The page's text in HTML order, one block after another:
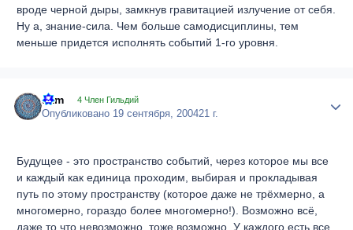
вроде черной дыры, замкнув гравитацией излучение от себя.
Ну а, знание-сила. Чем больше самодисциплины, тем
меньше придется исполнять событий 1-го уровня.
sam 4 Член Гильдий
Опубликовано 19 сентября, 200421 г.
Будущее - это пространство событий, через которое мы все
и каждый как единица проходим, выбирая и прокладывая
путь по этому пространству (которое даже не трёхмерно, а
многомерно, гораздо более многомерно!). Возможно всё,
даже то что невозможно, тоже возможно. У каждого есть все